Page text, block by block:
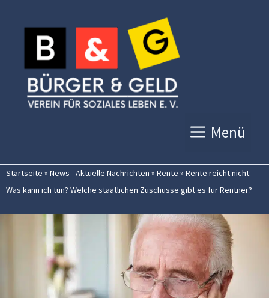
Inhalt
springen
Menü
Startseite » News - Aktuelle Nachrichten » Rente » Rente reicht nicht:
Was kann ich tun? Welche staatlichen Zuschüsse gibt es für Rentner?